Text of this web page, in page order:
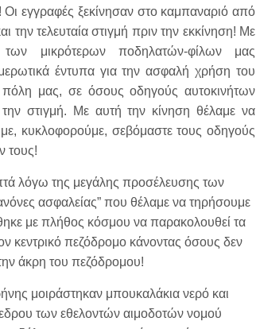
εγγραφές ξεκίνησαν στο καμπαναριό από
την τελευταία στιγμή πριν την εκκίνηση! Με
μικρότερων ποδηλατών-φίλων μας
έντυπα για την ασφαλή χρήση του
μας, σε όσους οδηγούς αυτοκινήτων
στιγμή. Με αυτή την κίνηση θέλαμε να
κυκλοφορούμε, σεβόμαστε τους οδηγούς
τους!
λόγω της μεγάλης προσέλευσης των
ασφαλείας” που θέλαμε να τηρήσουμε
με πλήθος κόσμου να παρακολουθεί τα
κεντρικό πεζόδρομο κάνοντας όσους δεν
άκρη του πεζόδρομου!
μοιράστηκαν μπουκαλάκια νερό και
των εθελοντών αιμοδοτών νομού